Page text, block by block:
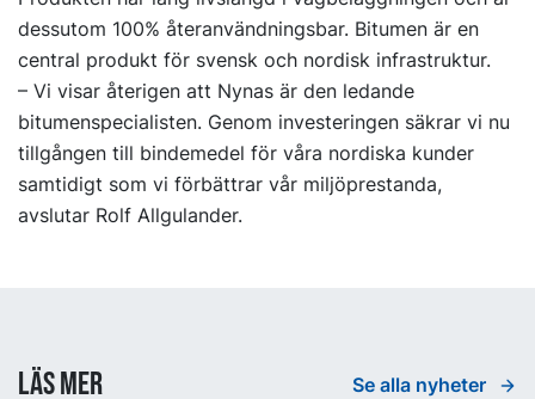
dessutom 100% återanvändningsbar. Bitumen är en
central produkt för svensk och nordisk infrastruktur.
– Vi visar återigen att Nynas är den ledande
bitumenspecialisten. Genom investeringen säkrar vi nu
tillgången till bindemedel för våra nordiska kunder
samtidigt som vi förbättrar vår miljöprestanda,
avslutar Rolf Allgulander.
Läs mer Se alla nyheter